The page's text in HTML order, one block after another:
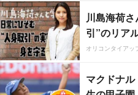
川島海荷
引”のリア
オリコンタイアッ
マクドナ